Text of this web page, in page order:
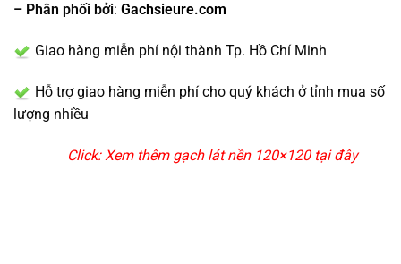
– Phân phối bởi: Gachsieure.com
Giao hàng miễn phí nội thành Tp. Hồ Chí Minh
Hỗ trợ giao hàng miễn phí cho quý khách ở tỉnh mua số
lượng nhiều
Click: Xem thêm gạch lát nền 120×120 tại đây